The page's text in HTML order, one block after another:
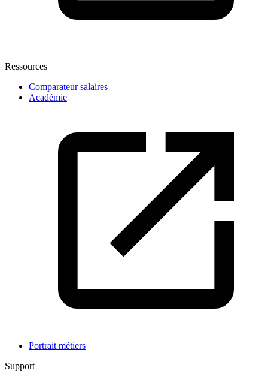
Ressources
Comparateur salaires
Académie
Portrait métiers
Support